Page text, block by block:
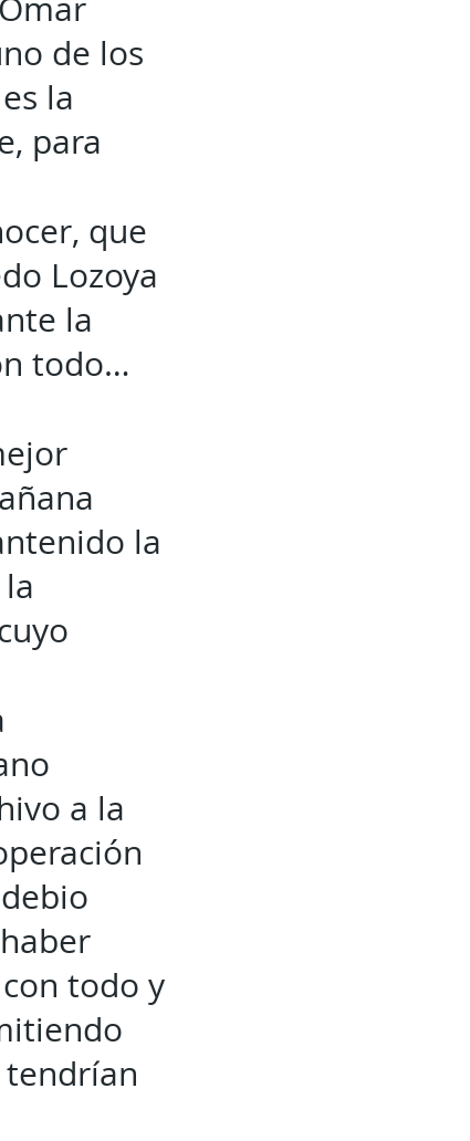
de los
la
para
que
Lozoya
la
todo…
la
a la
todo y